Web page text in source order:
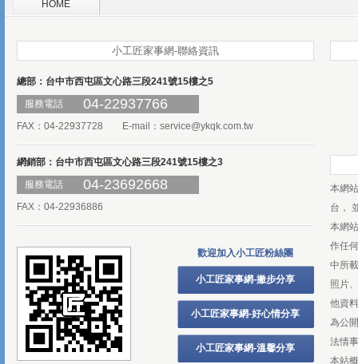
HOME
小工匠家事網-聯絡資訊
總部：台中市西屯區文心路三段241號15樓之5
服務電話
04-22937766
FAX：04-22937728 E-mail： service@ykqk.com.tw
網銷部：台中市西屯區文心路三段241號15樓之3
服務電話
04-23692668
FAX：04-22936886
歡迎加入小工匠粉絲團
小工匠家事網-撇步分享
小工匠家事網-好心情分享
小工匠家事網-溫馨分享
本網
台，
本網
作任
中所
照片
他資
為公
法情
本站